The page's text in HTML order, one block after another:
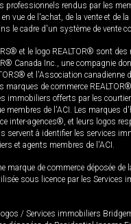
professionnels rendus par les
vue de l'achat, de la vente et de
le cadre d'un système de vente
et le logo REALTOR® sont des
Canada Inc., une compagnie
et l'Association canadienne
marques de commerce
immobiliers offerts par les
membres de l'ACI. Les marques
inter-agences®, et leurs logos
servent à identifier les services
et agents membres de l'ACI.
marque de commerce déposée de
sous licence par les Services
/ Services immobiliers